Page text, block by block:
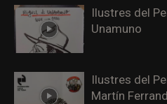
Ilustres del
Unamuno
Ilustres del
Martín Ferrand